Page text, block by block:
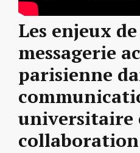
Les enjeux
messagerie
parisienne
universitaire
collaboration